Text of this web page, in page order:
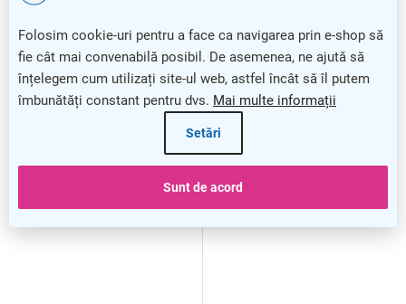
Folosim cookie-uri pentru a face ca navigarea prin e-shop să
fie cât mai convenabilă posibil. De asemenea, ne ajută să
înțelegem cum utilizați site-ul web, astfel încât să îl putem
îmbunătăți constant pentru dvs. Mai multe informații
Setări
Sunt de acord